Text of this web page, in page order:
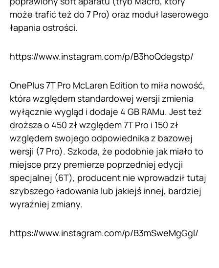
może trafić też do 7 Pro) oraz moduł laserowego
łapania ostrości.
https://www.instagram.com/p/B3hoQdegstp/
OnePlus 7T Pro McLaren Edition to miła nowość,
która względem standardowej wersji zmienia
wyłącznie wygląd i dodaje 4 GB RAMu. Jest też
droższa o 450 zł względem 7T Pro i 150 zł
względem swojego odpowiednika z bazowej
wersji (7 Pro). Szkoda, że podobnie jak miało to
miejsce przy premierze poprzedniej edycji
specjalnej (6T), producent nie wprowadził tutaj
szybszego ładowania lub jakiejś innej, bardziej
wyraźniej zmiany.
https://www.instagram.com/p/B3mSweMgGgl/